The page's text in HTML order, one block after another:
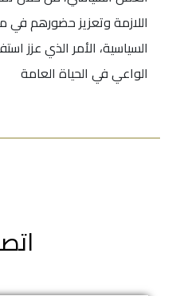
اللازمة وتعزيز حضورهم
السياسية، الأمر الذي عزز
الواعي في الحياة العامة